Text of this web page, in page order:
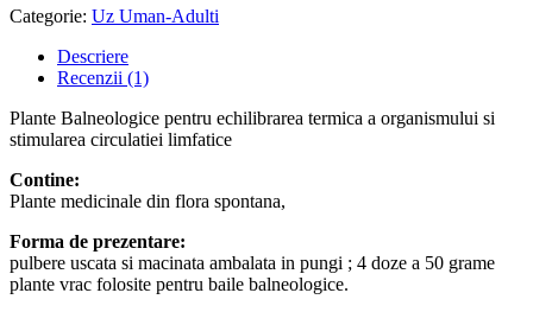
Categorie: Uz Uman-Adulti
Descriere
Recenzii (1)
Plante Balneologice pentru echilibrarea termica a organismului si
stimularea circulatiei limfatice
Contine:
Plante medicinale din flora spontana,
Forma de prezentare:
pulbere uscata si macinata ambalata in pungi ; 4 doze a 50 grame
plante vrac folosite pentru baile balneologice.